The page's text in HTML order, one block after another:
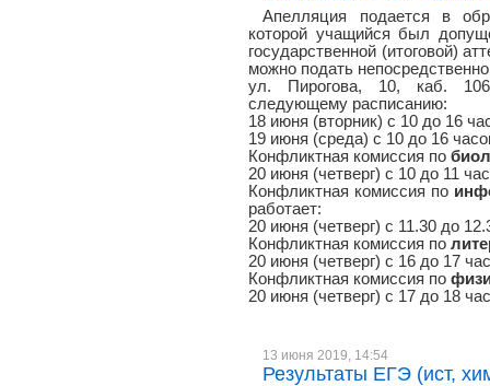
Апелляция подается в
которой учащийся был
государственной (итоговой)
можно подать
ул. Пирогова, 10, каб.
следующему расписанию:
18 июня (вторник) с 10 до 16
19 июня (среда) с 10 до 16
Конфликтная комиссия по
20 июня (четверг) с 10 до 11
Конфликтная комиссия по
работает:
20 июня (четверг) с 11.30 до
Конфликтная комиссия по
20 июня (четверг) с 16 до 17
Конфликтная комиссия по
20 июня (четверг) с 17 до 18
13 июня 2019, 14:54
Результаты ЕГЭ (ист,